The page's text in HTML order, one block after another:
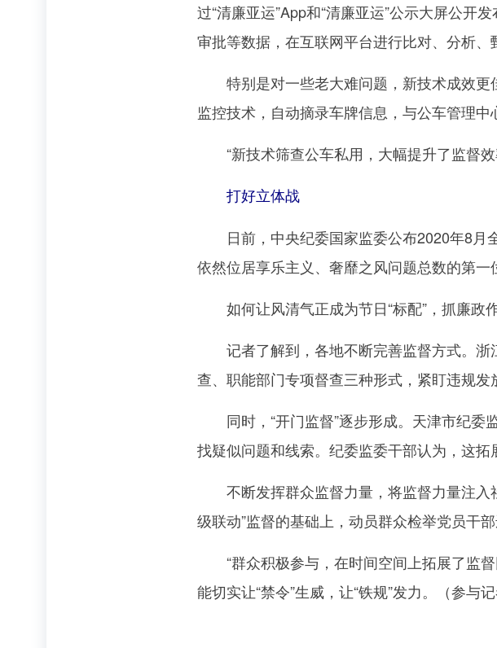
过“清廉亚运”App和“清廉亚运”公示大屏公开
审批等数据，在互联网平台进行比对、分析、
特别是对一些老大难问题，新技术成效更
监控技术，自动摘录车牌信息，与公车管理
“新技术筛查公车私用，大幅提升了监督效
打好立体战
日前，中央纪委国家监委公布2020年8月
依然位居享乐主义、奢靡之风问题总数的第一
如何让风清气正成为节日“标配”，抓廉政作
记者了解到，各地不断完善监督方式。浙
查、职能部门专项督查三种形式，紧盯违规发
同时，“开门监督”逐步形成。天津市纪委
找疑似问题和线索。纪委监委干部认为，这拓
不断发挥群众监督力量，将监督力量注入
级联动”监督的基础上，动员群众检举党员干
“群众积极参与，在时间空间上拓展了监督
能切实让“禁令”生威，让“铁规”发力。（参与